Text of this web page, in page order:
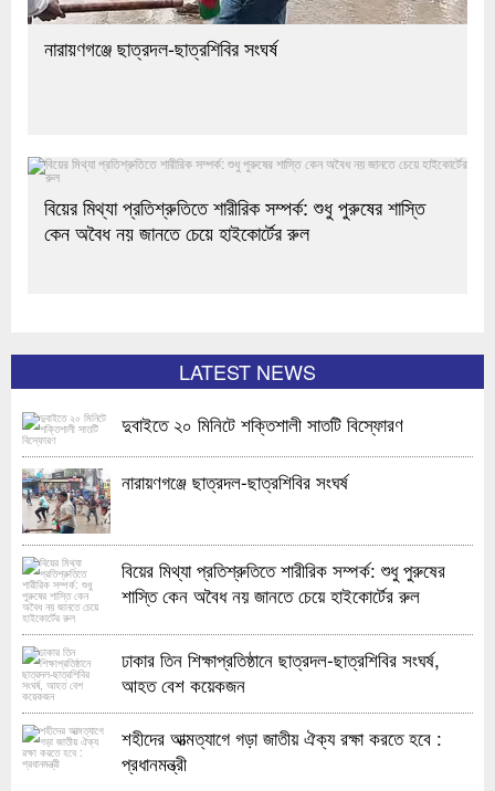
নারায়ণগঞ্জে ছাত্রদল-ছাত্রশিবির সংঘর্ষ
বিয়ের মিথ্যা প্রতিশ্রুতিতে শারীরিক সম্পর্ক: শুধু পুরুষের শাস্তি
কেন অবৈধ নয় জানতে চেয়ে হাইকোর্টের রুল
LATEST NEWS
দুবাইতে ২০ মিনিটে শক্তিশালী সাতটি বিস্ফোরণ
নারায়ণগঞ্জে ছাত্রদল-ছাত্রশিবির সংঘর্ষ
বিয়ের মিথ্যা প্রতিশ্রুতিতে শারীরিক সম্পর্ক: শুধু পুরুষের
শাস্তি কেন অবৈধ নয় জানতে চেয়ে হাইকোর্টের রুল
ঢাকার তিন শিক্ষাপ্রতিষ্ঠানে ছাত্রদল-ছাত্রশিবির সংঘর্ষ,
আহত বেশ কয়েকজন
শহীদের আত্মত্যাগে গড়া জাতীয় ঐক্য রক্ষা করতে হবে :
প্রধানমন্ত্রী